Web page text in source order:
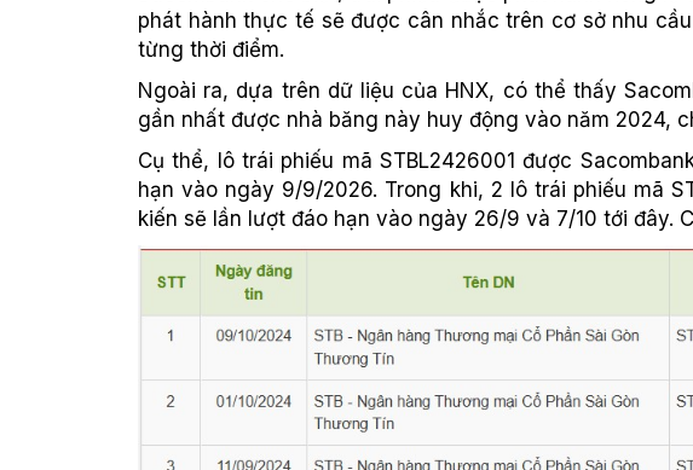
phát hành thực tế sẽ được cân nhắc trên cơ sở nhu
từng thời điểm.
Ngoài ra, dựa trên dữ liệu của HNX, có thể thấy
gần nhất được nhà băng này huy động vào năm 2024,
Cụ thể, lô trái phiếu mã STBL2426001 được
hạn vào ngày 9/9/2026. Trong khi, 2 lô trái phiếu mã
kiến sẽ lần lượt đáo hạn vào ngày 26/9 và 7/10 tới đây.